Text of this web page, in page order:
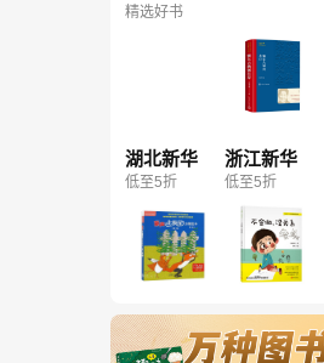
精选好书
湖北新华
低至5折
浙江新华
低至5折